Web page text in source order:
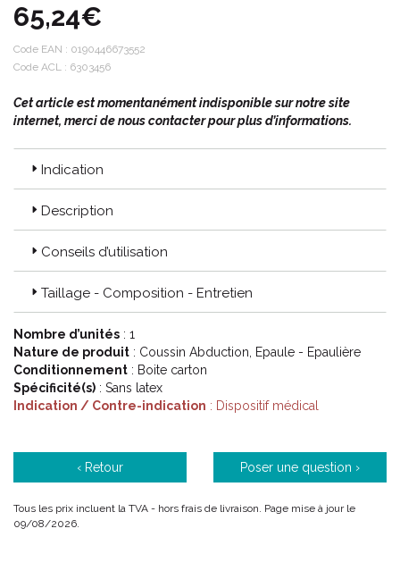
ROTATION NEUTRE - ABDUCTION 15°
Conditionnement : 1 unité
Epaule - Coude :
L’ épaule est une articulation extrêmement mobile capable
de réaliser des mouvements de grande envergure malgré la
tendons qui assurent l’ essentiel de la stabilité de l’
articulation et qui sont soumis à des frictions répétées
pouvant être source d’ inflammation et de ruptures.
La chirurgie réparatrice des tendons dits de la coiffe des
65,24€
Code EAN : 0190446673552
Code ACL : 6303456
Cet article est momentanément indisponible sur notre site
internet, merci de nous contacter pour plus d’informations.
Indication
Description
Conseils d’utilisation
Taillage - Composition - Entretien
Nombre d’unités : 1
Nature de produit : Coussin Abduction, Epaule - Epaulière
Conditionnement : Boite carton
Spécificité(s) : Sans latex
Indication / Contre-indication : Dispositif médical
‹ Retour Poser une question ›
Tous les prix incluent la TVA - hors frais de livraison. Page mise à jour le
09/08/2026.